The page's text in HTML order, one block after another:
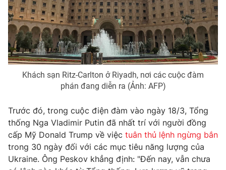
VTV Money VTV Thể thao
VTV Sức khoẻ Bất động sản
Thị trường 24h Tấm lòng Việt
VTV4 Vươn mình bằng AI
VTV9 VTV8
Liên hệ tòa soạn English
Khách sạn Ritz-Carlton ở Riyadh, nơi các cuộc đàm
phán đang diễn ra (Ảnh: AFP)
Trước đó, trong cuộc điện đàm vào ngày 18/3, Tổng
thống Nga Vladimir Putin đã nhất trí với người đồng
cấp Mỹ Donald Trump về việc tuân thủ lệnh ngừng bắn
trong 30 ngày đối với các mục tiêu năng lượng của
Ukraine. Ông Peskov khẳng định: "Đến nay, vẫn chưa